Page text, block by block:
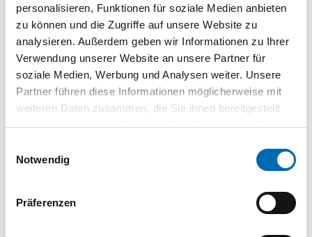
personalisieren, Funktionen für soziale Medien anbieten
zu können und die Zugriffe auf unsere Website zu
analysieren. Außerdem geben wir Informationen zu Ihrer
Verwendung unserer Website an unsere Partner für
soziale Medien, Werbung und Analysen weiter. Unsere
Partner führen diese Informationen möglicherweise mit
weiteren Daten zusammen, die Sie ihnen bereitgestellt
haben oder die sie im Rahmen Ihrer Nutzung der Dienste
Notwendig
Präferenzen
SE036039| 30628TOPM
VPE 50 St.
Dieser Artikel ist bald nicht mehr verfügbar.
Restbestände sind aktuell lieferbar.
GH-BALKENSCHUH TYP
TOP M 120X160X70X1,5
SE036040